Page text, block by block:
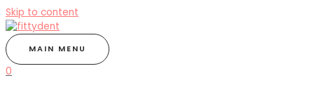
Skip to content
MAIN MENU
0